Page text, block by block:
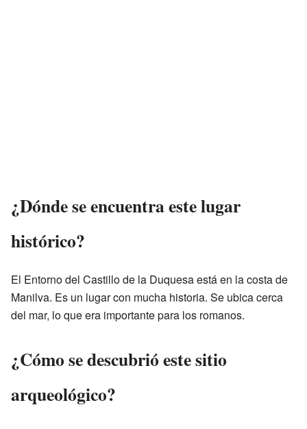
¿Dónde se encuentra este lugar
histórico?
El Entorno del Castillo de la Duquesa está en la costa de
Manilva. Es un lugar con mucha historia. Se ubica cerca
del mar, lo que era importante para los romanos.
¿Cómo se descubrió este sitio
arqueológico?